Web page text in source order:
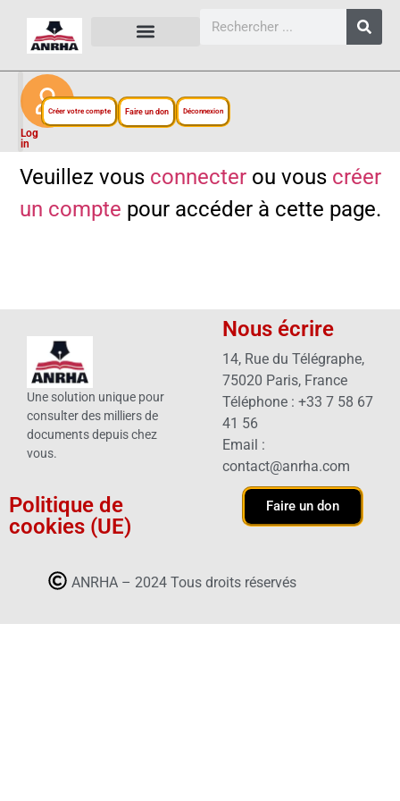
Log
in
Créer votre compte Faire un don Déconnexion
Veuillez vous connecterou vous créer
un compte pour accéder à cette page.
Une solution unique pour
consulter des milliers de
documents depuis chez
vous.
Politique de
cookies (UE)
Nous écrire
14, Rue du Télégraphe,
75020 Paris, France
Téléphone : +33 7 58 67
41 56
Email :
contact@anrha.com
Faire un don
ANRHA – 2024 Tous droits réservés